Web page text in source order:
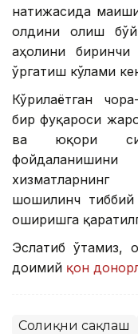
натижасида
олдини олиш
аҳолини
ўргатиш кўлами
Кўрилаётган
бир фуқароси
ва юқори
шошилинч
оширишга
Эслатиб ўтамиз,
доимий қон
Соғлиқни сақлаш